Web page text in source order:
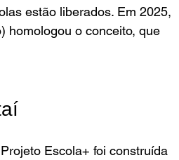
estão liberados. Em 2025,
homologou o conceito, que
Escola+ foi construída